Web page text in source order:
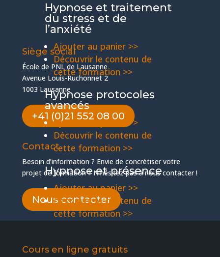
Hypnose et traitement
du stress et de
l’anxiété
Ajouter au panier >>
Découvrir le contenu de
cette formation >>
Hypnose protocoles
avancés
Ajouter au panier >>
Découvrir le contenu de
cette formation >>
Hypnose et présence
Ajouter au panier >>
Découvrir le contenu de
cette formation >>
Conversationnelle
Siège social
École de PNL de Lausanne
Avenue Louis-Ruchonnet 2
1003 Lausanne
+41 (0)21 552 08 00
Contact
Besoin d’information ? Envie de concrétiser votre
projet de formation ? N’hésitez pas à nous contacter !
Nous contacter
Cours en ligne gratuits